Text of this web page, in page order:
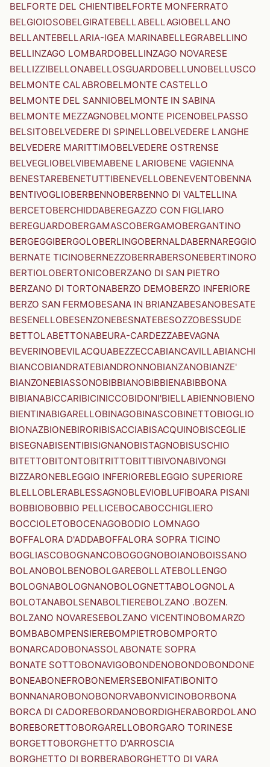
BELFORTE DEL CHIENTIBELFORTE MONFERRATO
BELGIOIOSOBELGIRATEBELLABELLAGIOBELLANO
BELLANTEBELLARIA-IGEA MARINABELLEGRABELLINO
BELLINZAGO LOMBARDOBELLINZAGO NOVARESE
BELLIZZIBELLONABELLOSGUARDOBELLUNOBELLUSCO
BELMONTE CALABROBELMONTE CASTELLO
BELMONTE DEL SANNIOBELMONTE IN SABINA
BELMONTE MEZZAGNOBELMONTE PICENOBELPASSO
BELSITOBELVEDERE DI SPINELLOBELVEDERE LANGHE
BELVEDERE MARITTIMOBELVEDERE OSTRENSE
BELVEGLIOBELVIBEMABENE LARIOBENE VAGIENNA
BENESTAREBENETUTTIBENEVELLOBENEVENTOBENNA
BENTIVOGLIOBERBENNOBERBENNO DI VALTELLINA
BERCETOBERCHIDDABEREGAZZO CON FIGLIARO
BEREGUARDOBERGAMASCOBERGAMOBERGANTINO
BERGEGGIBERGOLOBERLINGOBERNALDABERNAREGGIO
BERNATE TICINOBERNEZZOBERRABERSONEBERTINORO
BERTIOLOBERTONICOBERZANO DI SAN PIETRO
BERZANO DI TORTONABERZO DEMOBERZO INFERIORE
BERZO SAN FERMOBESANA IN BRIANZABESANOBESATE
BESENELLOBESENZONEBESNATEBESOZZOBESSUDE
BETTOLABETTONABEURA-CARDEZZABEVAGNA
BEVERINOBEVILACQUABEZZECCABIANCAVILLABIANCHI
BIANCOBIANDRATEBIANDRONNOBIANZANOBIANZE'
BIANZONEBIASSONOBIBBIANOBIBBIENABIBBONA
BIBIANABICCARIBICINICCOBIDONI'BIELLABIENNOBIENO
BIENTINABIGARELLOBINAGOBINASCOBINETTOBIOGLIO
BIONAZBIONEBIRORIBISACCIABISACQUINOBISCEGLIE
BISEGNABISENTIBISIGNANOBISTAGNOBISUSCHIO
BITETTOBITONTOBITRITTOBITTIBIVONABIVONGI
BIZZARONEBLEGGIO INFERIOREBLEGGIO SUPERIORE
BLELLOBLERABLESSAGNOBLEVIOBLUFIBOARA PISANI
BOBBIOBOBBIO PELLICEBOCABOCCHIGLIERO
BOCCIOLETOBOCENAGOBODIO LOMNAGO
BOFFALORA D'ADDABOFFALORA SOPRA TICINO
BOGLIASCOBOGNANCOBOGOGNOBOIANOBOISSANO
BOLANOBOLBENOBOLGAREBOLLATEBOLLENGO
BOLOGNABOLOGNANOBOLOGNETTABOLOGNOLA
BOLOTANABOLSENABOLTIEREBOLZANO .BOZEN.
BOLZANO NOVARESEBOLZANO VICENTINOBOMARZO
BOMBABOMPENSIEREBOMPIETROBOMPORTO
BONARCADOBONASSOLABONATE SOPRA
BONATE SOTTOBONAVIGOBONDENOBONDOBONDONE
BONEABONEFROBONEMERSEBONIFATIBONITO
BONNANAROBONOBONORVABONVICINOBORBONA
BORCA DI CADOREBORDANOBORDIGHERABORDOLANO
BOREBORETTOBORGARELLOBORGARO TORINESE
BORGETTOBORGHETTO D'ARROSCIA
BORGHETTO DI BORBERABORGHETTO DI VARA